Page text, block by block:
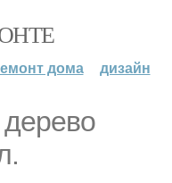
дома дизайн